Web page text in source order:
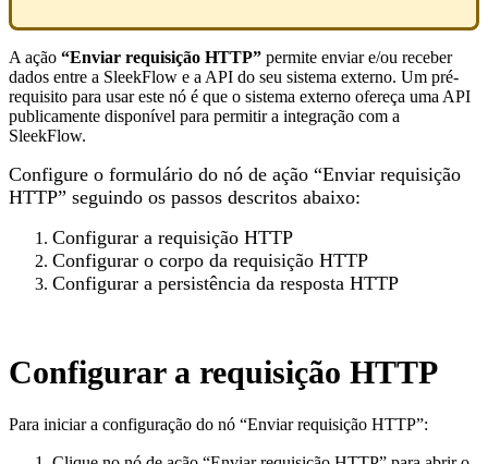
A ação “Enviar requisição HTTP” permite enviar e/ou receber
dados entre a SleekFlow e a API do seu sistema externo. Um pré-
requisito para usar este nó é que o sistema externo ofereça uma API
publicamente disponível para permitir a integração com a
SleekFlow.
Configure o formulário do nó de ação “Enviar requisição
HTTP” seguindo os passos descritos abaixo:
Configurar a requisição HTTP
Configurar o corpo da requisição HTTP
Configurar a persistência da resposta HTTP
Configurar a requisição HTTP
Para iniciar a configuração do nó “Enviar requisição HTTP”: